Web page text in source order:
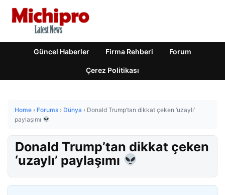
Güncel Haberler Firma Rehberi Forum
Çerez Politikası
Home › Forums › Dünya › Donald Trump’tan dikkat çeken ‘uzaylı’
paylaşımı
Donald Trump’tan dikkat çeken
‘uzaylı’ paylaşımı